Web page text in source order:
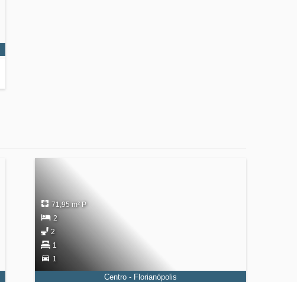
71,95 m² P
2
2
1
1
Centro - Florianópolis